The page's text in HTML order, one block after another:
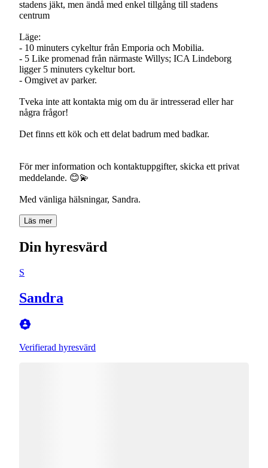
stadens jäkt, men ändå med enkel tillgång till stadens
centrum
Läge:
- 10 minuters cykeltur från Emporia och Mobilia.
- 5 Like promenad från närmaste Willys; ICA Lindeborg
ligger 5 minuters cykeltur bort.
- Omgivet av parker.
Tveka inte att kontakta mig om du är intresserad eller har
några frågor!
Det finns ett kök och ett delat badrum med badkar.
För mer information och kontaktuppgifter, skicka ett privat
meddelande. 😊💫
Med vänliga hälsningar, Sandra.
Läs mer
Din hyresvärd
S
Sandra
Verifierad hyresvärd